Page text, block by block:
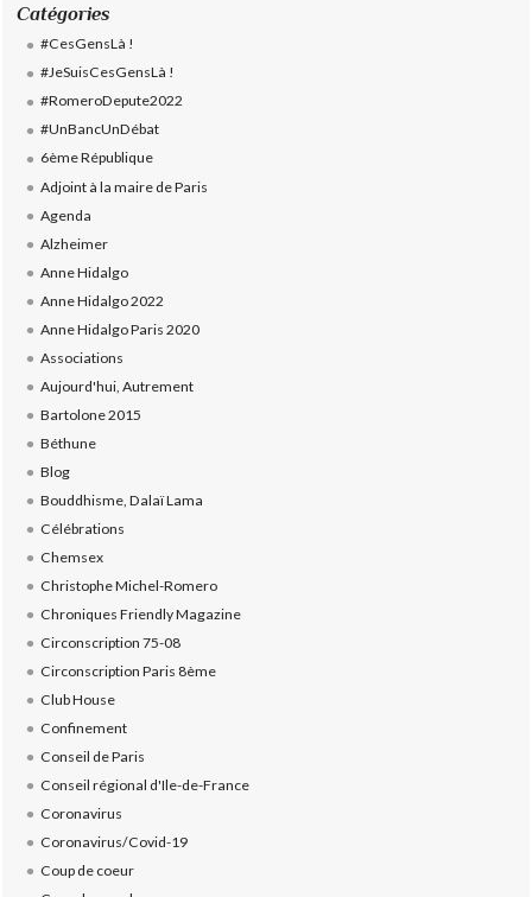
Catégories
#CesGensLà !
#JeSuisCesGensLà !
#RomeroDepute2022
#UnBancUnDébat
6ème République
Adjoint à la maire de Paris
Agenda
Alzheimer
Anne Hidalgo
Anne Hidalgo 2022
Anne Hidalgo Paris 2020
Associations
Aujourd'hui, Autrement
Bartolone 2015
Béthune
Blog
Bouddhisme, Dalaï Lama
Célébrations
Chemsex
Christophe Michel-Romero
Chroniques Friendly Magazine
Circonscription 75-08
Circonscription Paris 8ème
Club House
Confinement
Conseil de Paris
Conseil régional d'Ile-de-France
Coronavirus
Coronavirus/Covid-19
Coup de coeur